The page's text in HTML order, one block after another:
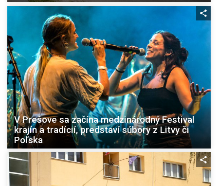
V Prešove sa začína medzinárodný Festival
krajín a tradícií, predstaví súbory z Litvy či
Poľska